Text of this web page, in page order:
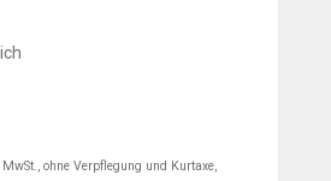
ohne Verpflegung und Kurtaxe,